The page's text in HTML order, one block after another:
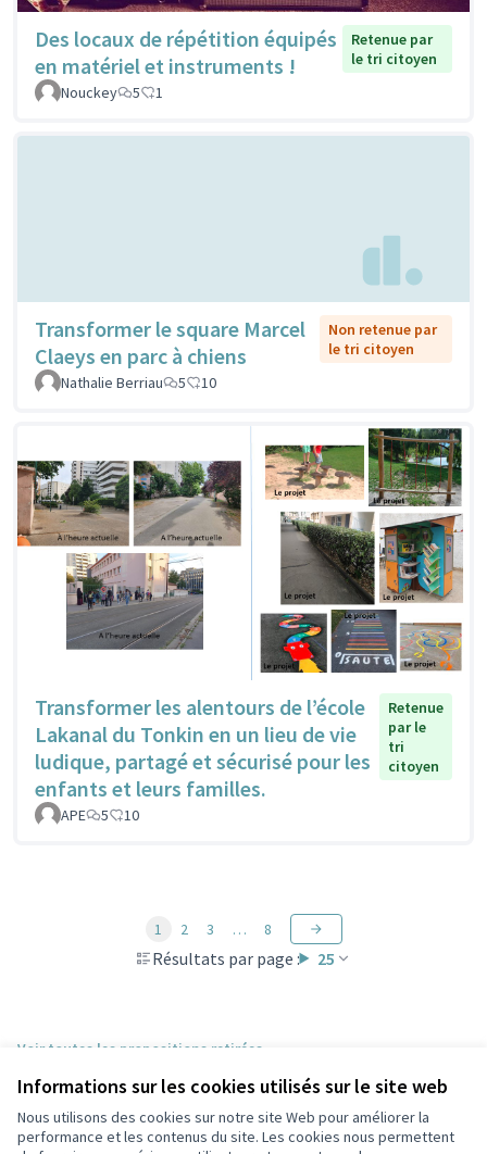
Informations sur les cookies utilisés sur le site web
Nous utilisons des cookies sur notre site Web pour améliorer la
performance et les contenus du site. Les cookies nous permettent
Des locaux de répétition équipés
en matériel et instruments !
Retenue par
le tri citoyen
Nouckey
5 1
Transformer le square Marcel
Claeys en parc à chiens
Non retenue par
le tri citoyen
Nathalie Berriau
5 10
Transformer les alentours de l’école
Lakanal du Tonkin en un lieu de vie
ludique, partagé et sécurisé pour les
enfants et leurs familles.
Retenue
par le
tri
citoyen
APE 5 10
Résultats par page : 25
1 2 3 … 8
Voir toutes les propositions retirées
Conditions d'utilisation
Paramètres des cookies